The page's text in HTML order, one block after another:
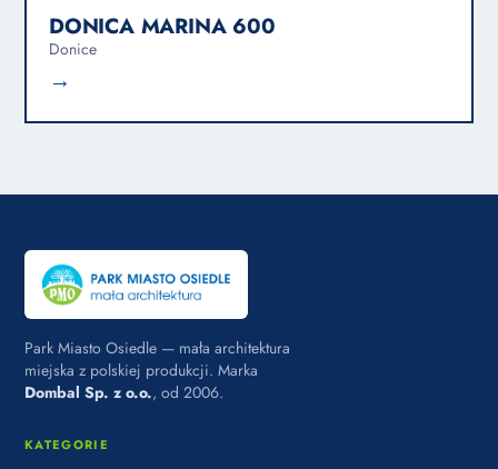
DONICA MARINA 600
Donice
→
Park Miasto Osiedle — mała architektura
miejska z polskiej produkcji. Marka
Dombal Sp. z o.o., od 2006.
KATEGORIE